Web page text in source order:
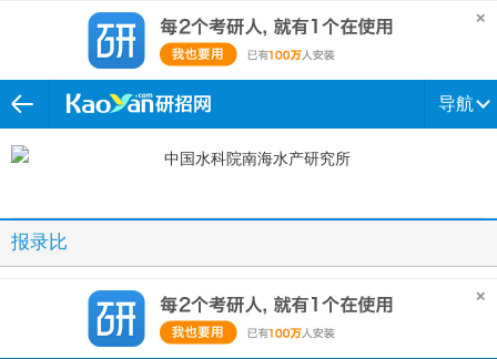
导航
报录比